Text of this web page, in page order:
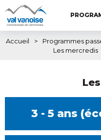
Accueil > Programmes
Les mercredis
3 - 5 ans